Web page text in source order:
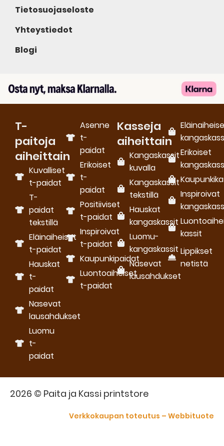
Tietosuojaseloste
Yhteystiedot
Blogi
T-
paitoja
aiheittain
Kuvalliset
t-paidat
T-
paidat
tekstillä
Eläinaiheiset
t-paidat
Hauskat
t-
paidat
Nasevat
lausahdukset
Luomu
t-
paidat
Asenne
t-
paidat
Erikoiset
t-
paidat
Positiiviset
t-paidat
Inspiroivat
t-paidat
Kaupunkipaidat
Luontoaiheiset
t-paidat
Kasseja
aiheittain
Kangaskassit
kuvalla
Kangaskassit
tekstillä
Hauskat
kangaskassit
Luomu­
kangaskassit
Nasevat
lausahdukset
Erikoiset
Inspiroivat
kassit
Lippikset
netistä
2026 © Paita ja Kassi printstore
Verkkokaupan toteutus – Webbituote